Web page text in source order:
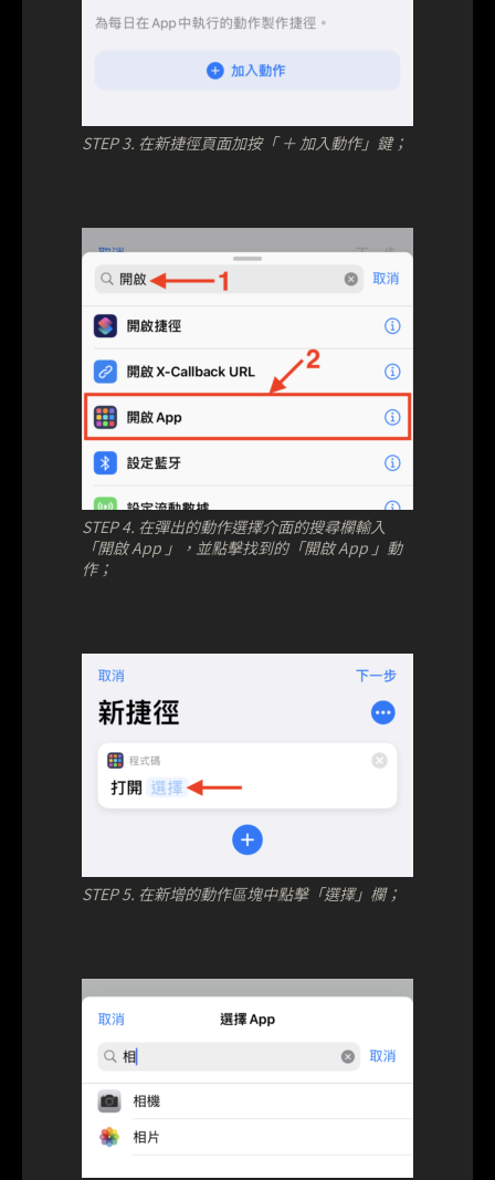
STEP 3. 在新捷徑頁面加按「 ＋ 加入動作」鍵；
STEP 4. 在彈出的動作選擇介面的搜尋欄輸入
「開啟 App 」，並點擊找到的「開啟 App 」動
作；
STEP 5. 在新增的動作區塊中點擊「選擇」欄；